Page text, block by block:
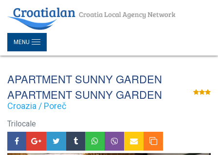
MENU
APARTMENT SUNNY GARDEN
APARTMENT SUNNY GARDEN
Croazia / Poreč
Trilocale